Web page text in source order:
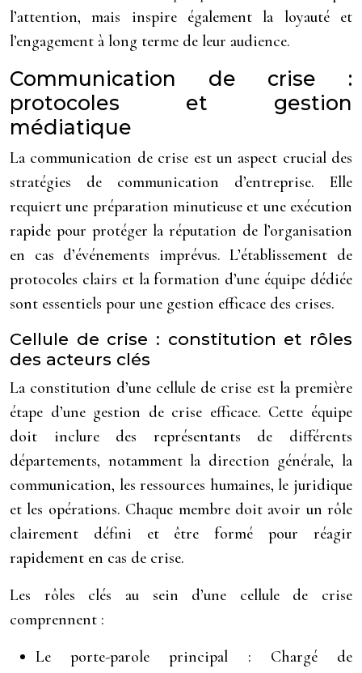
l’attention, mais inspire également la loyauté et
l’engagement à long terme de leur audience.
Communication de crise :
protocoles et gestion
médiatique
La communication de crise est un aspect crucial des
stratégies de communication d’entreprise. Elle
requiert une préparation minutieuse et une exécution
rapide pour protéger la réputation de l’organisation
en cas d’événements imprévus. L’établissement de
protocoles clairs et la formation d’une équipe dédiée
sont essentiels pour une gestion efficace des crises.
Cellule de crise : constitution et rôles
des acteurs clés
La constitution d’une cellule de crise est la première
étape d’une gestion de crise efficace. Cette équipe
doit inclure des représentants de différents
départements, notamment la direction générale, la
communication, les ressources humaines, le juridique
et les opérations. Chaque membre doit avoir un rôle
clairement défini et être formé pour réagir
rapidement en cas de crise.
Les rôles clés au sein d’une cellule de crise
comprennent :
Le porte-parole principal : Chargé de